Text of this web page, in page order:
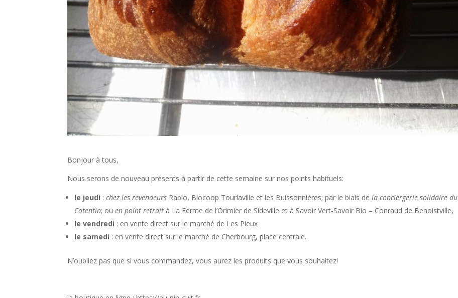
Bonjour à tous,
Nous serons de nouveau présents à partir de cette semaine sur nos points habituels:
le jeudi :chez les revendeurs Rabio, Biocoop Tourlaville et les Buissonnières; par le biais dela conciergerie solidaire du
Cotentin; ouen point retrait à La Ferme de l’Orimier de Sideville et à Savoir Vert-Savoir Bio – Conraud de Benoistville,
le vendredi : en vente direct sur le marché de Les Pieux
le samedi : en vente direct sur le marché de Cherbourg, place centrale.
N’oubliez pas que si vous commandez, vous aurez les produits que vous souhaitez!